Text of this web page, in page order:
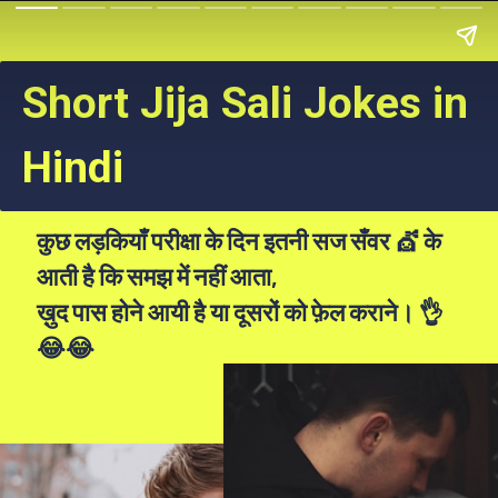
Short Jija Sali Jokes in
Hindi
कुछ लड़कियाँ परीक्षा के दिन इतनी सज सँवर 💇 के
आती है कि समझ में नहीं आता,
ख़ुद पास होने आयी है या दूसरों को फ़ेल कराने। 👌
😂😂